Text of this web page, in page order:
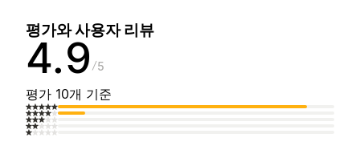
평가와 사용자 리뷰
4.9 5
평가 10개 기준